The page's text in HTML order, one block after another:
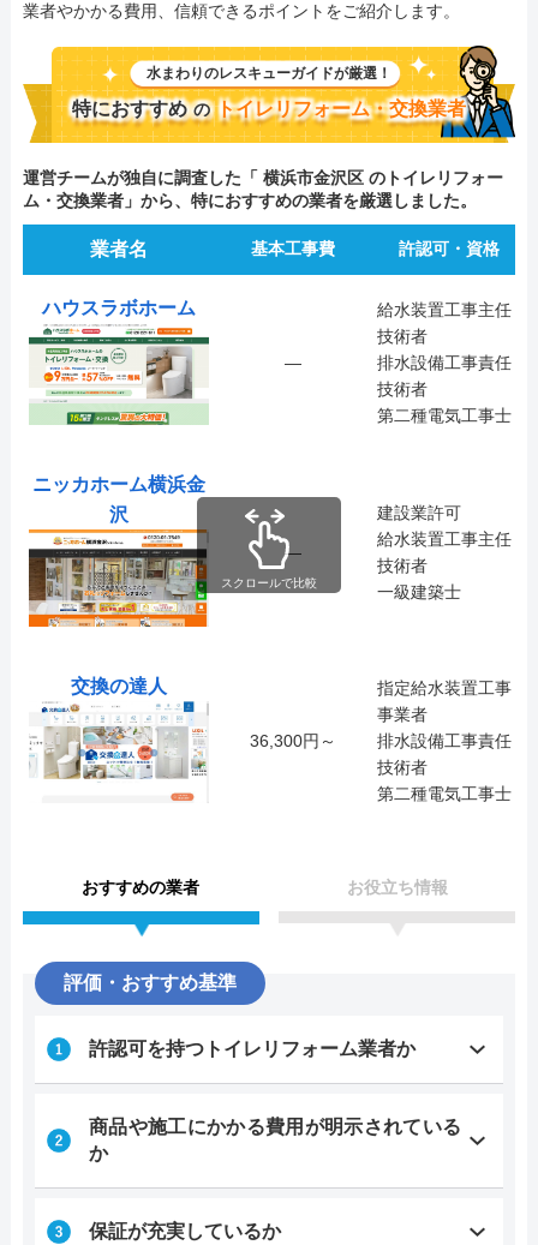
業者やかかる費用、信頼できるポイントをご紹介します。
水まわりのレスキューガイドが厳選！
特におすすめ の トイレリフォーム・交換業者
運営チームが独自に調査した「 横浜市金沢区 のトイレリフォー
ム・交換業者」から、特におすすめの業者を厳選しました。
業者名 基本工事費 許認可・資格
ハウスラボホーム
―
給水装置工事主任
技術者
排水設備工事責任
技術者
第二種電気工事士
ニッカホーム横浜金
沢
―
建設業許可
給水装置工事主任
技術者
一級建築士
交換の達人
36,300円～
指定給水装置工事
事業者
排水設備工事責任
技術者
第二種電気工事士
スクロールで比較
おすすめの業者 お役立ち情報
評価・おすすめ基準
許認可を持つトイレリフォーム業者か
商品や施工にかかる費用が明示されている
か
保証が充実しているか